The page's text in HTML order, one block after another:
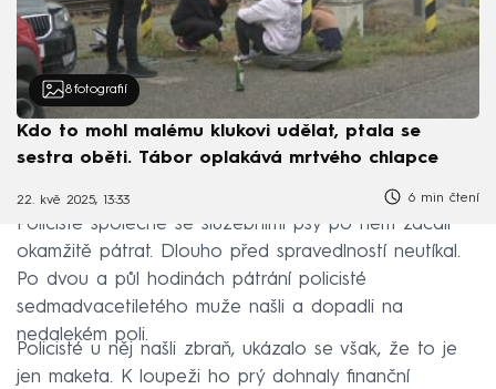
8 fotografií
Kdo to mohl malému klukovi udělat, ptala se
sestra oběti. Tábor oplakává mrtvého chlapce
22. kvě 2025, 13:33 6 min čtení
Policisté společně se služebními psy po něm začali
okamžitě pátrat. Dlouho před spravedlností neutíkal.
Po dvou a půl hodinách pátrání policisté
sedmadvacetiletého muže našli a dopadli na
nedalekém poli.
Policisté u něj našli zbraň, ukázalo se však, že to je
jen maketa. K loupeži ho prý dohnaly finanční